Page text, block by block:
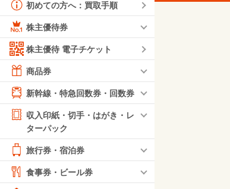
初めての方へ：買取手順
株主優待券
株主優待 電子チケット
商品券
新幹線・特急回数券・回数券
収入印紙・切手・はがき・レ
ターパック
旅行券・宿泊券
食事券・ビール券